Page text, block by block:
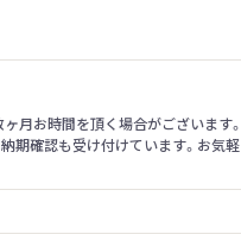
月お時間を頂く場合がございます。
期確認も受け付けています。お気軽